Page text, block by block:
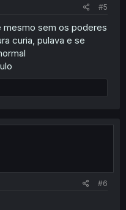
#5
mesmo sem os poderes
curia, pulava e se
#6